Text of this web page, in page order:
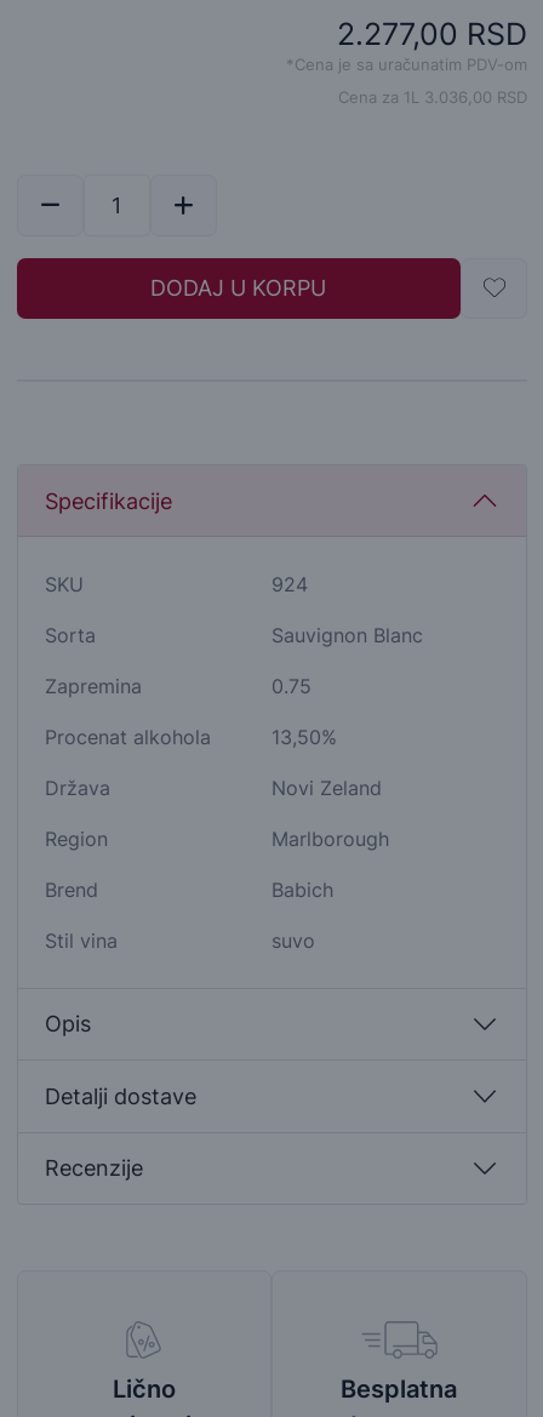
2.277,00 RSD
*Cena je sa uračunatim PDV-om
Cena za 1L 3.036,00 RSD
DODAJ U KORPU
Specifikacije
SKU 924
Sorta Sauvignon Blanc
Zapremina 0.75
Procenat alkohola 13,50%
Država Novi Zeland
Region Marlborough
Brend Babich
Stil vina suvo
Opis
Detalji dostave
Recenzije
Lično
Besplatna